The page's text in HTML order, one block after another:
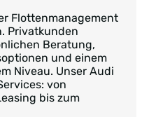
Flottenmanagement
Privatkunden
Beratung,
und einem
Niveau. Unser Audi
von
bis zum